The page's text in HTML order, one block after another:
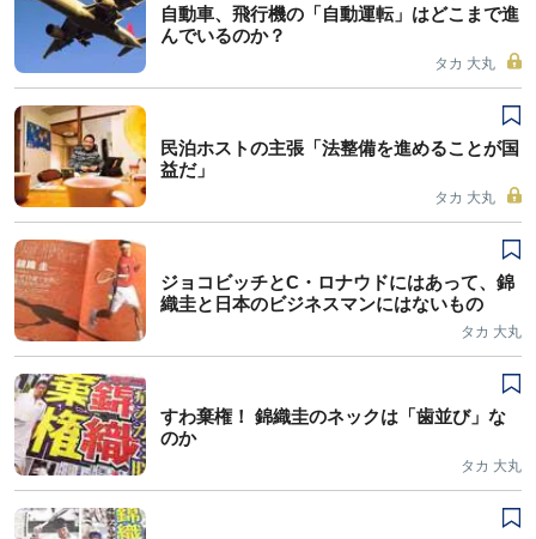
自動車、飛行機の「自動運転」はどこまで進
んでいるのか？
タカ 大丸
民泊ホストの主張「法整備を進めることが国
益だ」
タカ 大丸
ジョコビッチとC・ロナウドにはあって、錦
織圭と日本のビジネスマンにはないもの
タカ 大丸
すわ棄権！ 錦織圭のネックは「歯並び」な
のか
タカ 大丸